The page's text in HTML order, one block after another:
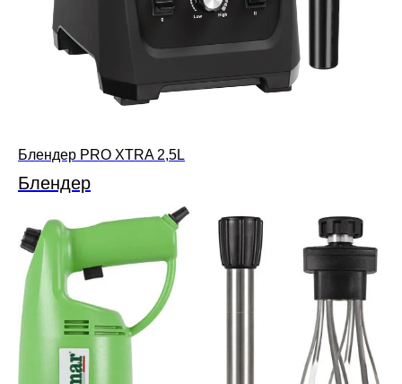
Блендер PRO XTRA 2,5L
Блендер